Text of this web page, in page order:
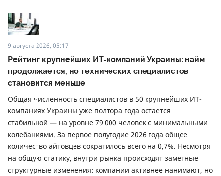
9 августа 2026, 05:17
Рейтинг крупнейших ИТ-компаний Украины: найм
продолжается, но технических специалистов
становится меньше
Общая численность специалистов в 50 крупнейших ИТ-
компаниях Украины уже полтора года остается
стабильной — на уровне 79 000 человек с минимальными
колебаниями. За первое полугодие 2026 года общее
количество айтовцев сократилось всего на 0,7%. Несмотря
на общую статику, внутри рынка происходят заметные
структурные изменения: компании активнее нанимают, но